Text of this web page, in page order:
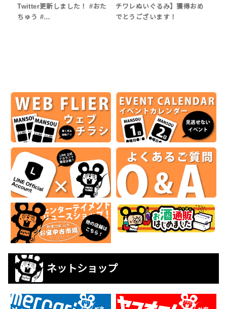
Twitter更新しました！ #おた
ちゅう #…
チワレぬいぐるみ】獲得おめ
でとうございます！
ネットショップ